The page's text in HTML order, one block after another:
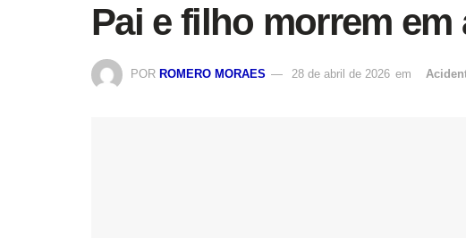
Pai e filho morrem
POR ROMERO MORAES 28 de abril de 2026 emﾠ